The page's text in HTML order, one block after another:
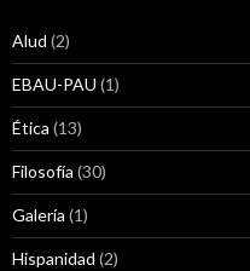
Alud (2)
EBAU-PAU (1)
Ética (13)
Filosofía (30)
Galería (1)
Hispanidad (2)